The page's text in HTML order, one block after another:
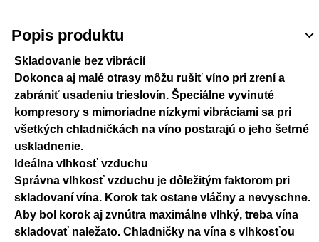
Popis produktu
Skladovanie bez vibrácií
Dokonca aj malé otrasy môžu rušiť víno pri zrení a
zabrániť usadeniu trieslovín. Špeciálne vyvinuté
kompresory s mimoriadne nízkymi vibráciami sa pri
všetkých chladničkách na víno postarajú o jeho šetrné
uskladnenie.
Ideálna vlhkosť vzduchu
Správna vlhkosť vzduchu je dôležitým faktorom pri
skladovaní vína. Korok tak ostane vláčny a nevyschne.
Aby bol korok aj zvnútra maximálne vlhký, treba vína
skladovať naležato. Chladničky na vína s vlhkosťou